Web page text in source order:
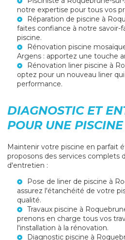
notre expertise pour tous vos
Réparation de piscine à
faites confiance à notre savoir-
piscine.
Rénovation piscine
Argens : apportez une touche
Rénovation liner piscine à
optez pour un nouveau liner
performance.
DIAGNOSTIC ET
POUR UNE
Maintenir votre piscine en parfait
proposons des services complets
d'entretien :
Pose de liner de piscine à
assurez l'étanchéité de votre
qualité.
Travaux piscine à
prenons en charge tous vos
l'installation à la rénovation.
Diagnostic piscine à